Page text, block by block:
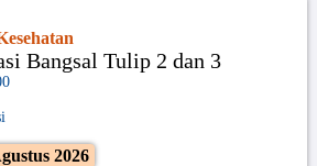
Bangsal Tulip 2 dan 3
2026